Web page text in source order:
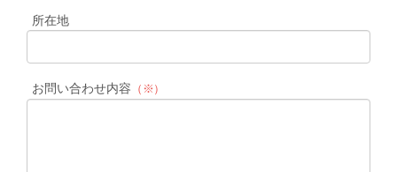
所在地
お問い合わせ内容 （※）